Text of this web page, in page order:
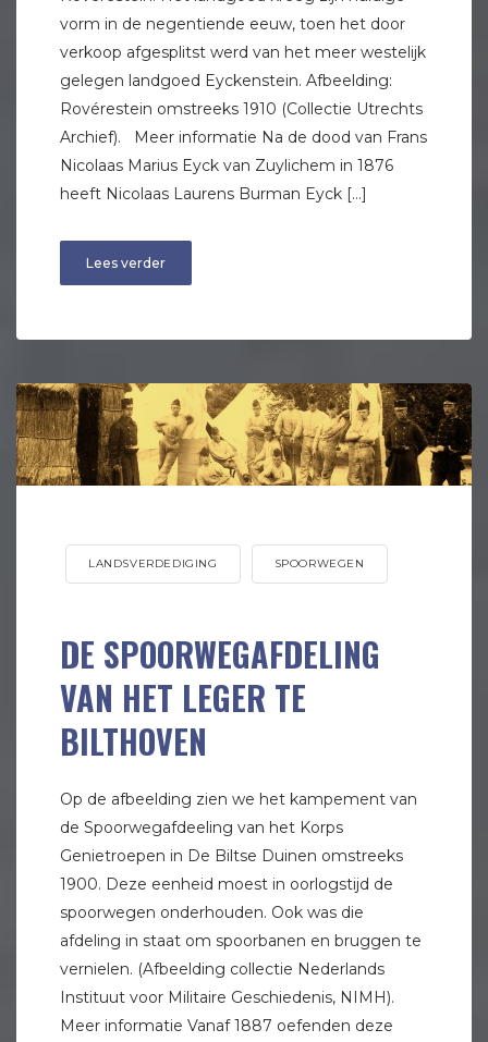
vorm in de negentiende eeuw, toen het door
verkoop afgesplitst werd van het meer westelijk
gelegen landgoed Eyckenstein. Afbeelding:
Rovérestein omstreeks 1910 (Collectie Utrechts
Archief). Meer informatie Na de dood van Frans
Nicolaas Marius Eyck van Zuylichem in 1876
heeft Nicolaas Laurens Burman Eyck […]
Lees verder
LANDSVERDEDIGING SPOORWEGEN
DE SPOORWEGAFDELING
VAN HET LEGER TE
BILTHOVEN
Op de afbeelding zien we het kampement van
de Spoorwegafdeeling van het Korps
Genietroepen in De Biltse Duinen omstreeks
1900. Deze eenheid moest in oorlogstijd de
spoorwegen onderhouden. Ook was die
afdeling in staat om spoorbanen en bruggen te
vernielen. (Afbeelding collectie Nederlands
Instituut voor Militaire Geschiedenis, NIMH).
Meer informatie Vanaf 1887 oefenden deze